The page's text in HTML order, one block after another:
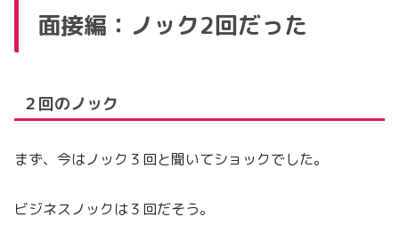
面接編：ノック2回だった
２回のノック
まず、今はノック３回と聞いてショックでした。
ビジネスノックは３回だそう。